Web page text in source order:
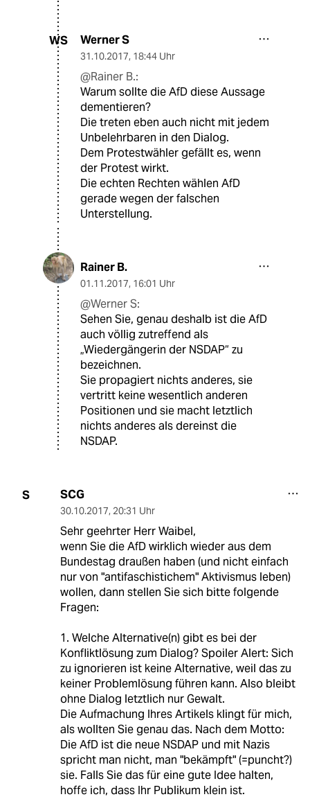
WS Werner S
31.10.2017, 18:44 Uhr
@Rainer B.:
Warum sollte die AfD diese Aussage
dementieren?
Die treten eben auch nicht mit jedem
Unbelehrbaren in den Dialog.
Dem Protestwähler gefällt es, wenn
der Protest wirkt.
Die echten Rechten wählen AfD
gerade wegen der falschen
Unterstellung.
Rainer B.
01.11.2017, 16:01 Uhr
@Werner S:
Sehen Sie, genau deshalb ist die AfD
auch völlig zutreffend als
„Wiedergängerin der NSDAP“ zu
bezeichnen.
Sie propagiert nichts anderes, sie
vertritt keine wesentlich anderen
Positionen und sie macht letztlich
nichts anderes als dereinst die
NSDAP.
S SCG
30.10.2017, 20:31 Uhr
Sehr geehrter Herr Waibel,
wenn Sie die AfD wirklich wieder aus dem
Bundestag draußen haben (und nicht einfach
nur von "antifaschistichem" Aktivismus leben)
wollen, dann stellen Sie sich bitte folgende
Fragen:
1. Welche Alternative(n) gibt es bei der
Konfliktlösung zum Dialog? Spoiler Alert: Sich
zu ignorieren ist keine Alternative, weil das zu
keiner Problemlösung führen kann. Also bleibt
ohne Dialog letztlich nur Gewalt.
Die Aufmachung Ihres Artikels klingt für mich,
als wollten Sie genau das. Nach dem Motto:
Die AfD ist die neue NSDAP und mit Nazis
spricht man nicht, man "bekämpft" (=puncht?)
sie. Falls Sie das für eine gute Idee halten,
hoffe ich, dass Ihr Publikum klein ist.